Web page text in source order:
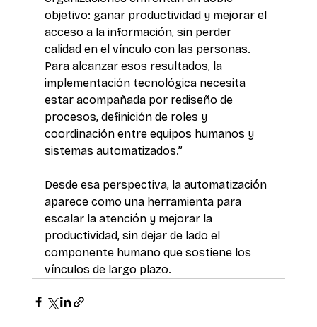
objetivo: ganar productividad y mejorar el
acceso a la información, sin perder
calidad en el vínculo con las personas.
Para alcanzar esos resultados, la
implementación tecnológica necesita
estar acompañada por rediseño de
procesos, definición de roles y
coordinación entre equipos humanos y
sistemas automatizados.”
Desde esa perspectiva, la automatización
aparece como una herramienta para
escalar la atención y mejorar la
productividad, sin dejar de lado el
componente humano que sostiene los
vínculos de largo plazo.